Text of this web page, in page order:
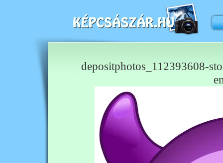
depositphotos_112393608-